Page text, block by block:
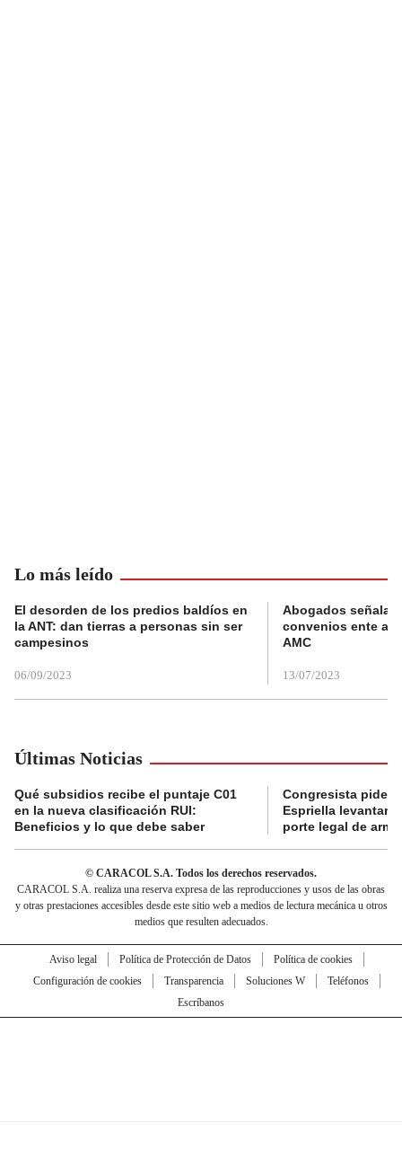
Lo más leído
El desorden de los predios baldíos en
la ANT: dan tierras a personas sin ser
campesinos
06/09/2023
Abogados
convenios ente
AMC
13/07/2023
Últimas Noticias
Qué subsidios recibe el puntaje C01
en la nueva clasificación RUI:
Beneficios y lo que debe saber
Congresista pide a
Espriella levantar
porte legal de
© CARACOL S.A. Todos los derechos reservados.
CARACOL S.A. realiza una reserva expresa de las reproducciones y usos de las obras
y otras prestaciones accesibles desde este sitio web a medios de lectura mecánica u otros
medios que resulten adecuados.
Aviso legal Política de Protección de Datos
Política de cookies
Configuración de cookies
Transparencia Soluciones W
Teléfonos
Escríbanos